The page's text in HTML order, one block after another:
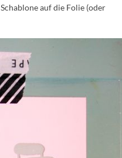
auf die Folie (oder